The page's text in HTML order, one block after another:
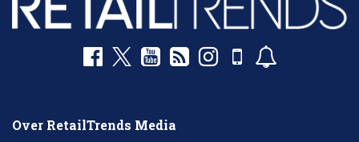
Over RetailTrends Media